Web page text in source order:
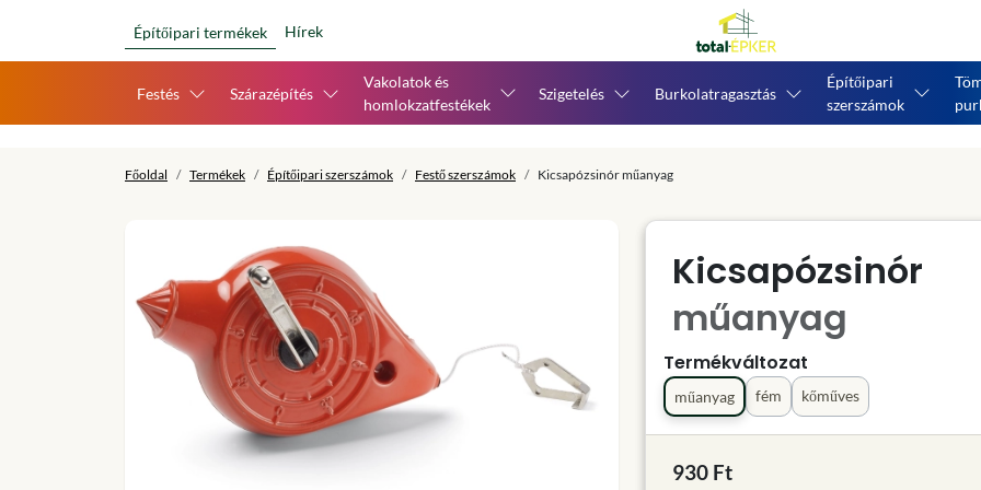
Építőipari termékek Hírek
Festés Szárazépítés
Vakolatok és
homlokzatfestékek
Szigetelés Burkolatragasztás
Építőipari
szerszámok
Főoldal Termékek Építőipari szerszámok Festő szerszámok Kicsapózsinór műanyag
Kicsapózsinór
műanyag
Termékváltozat
fém kőműves
műanyag
930 Ft